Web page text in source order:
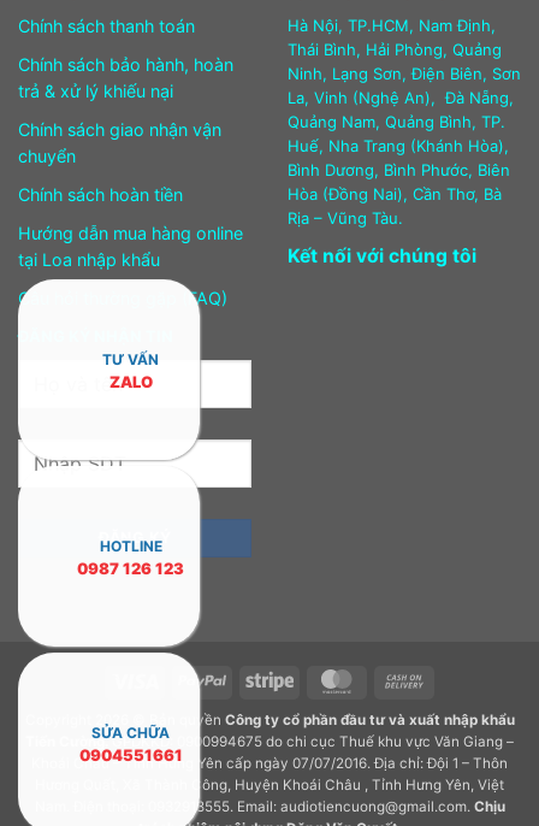
Chính sách thanh toán
Chính sách bảo hành, hoàn
trả & xử lý khiếu nại
Chính sách giao nhận vận
chuyển
Chính sách hoàn tiền
Hướng dẫn mua hàng online
tại Loa nhập khẩu
Câu hỏi thường gặp (FAQ)
Hà Nội, TP.HCM, Nam Định,
Thái Bình, Hải Phòng, Quảng
Ninh, Lạng Sơn, Điện Biên, Sơn
La, Vinh (Nghệ An), Đà Nẵng,
Quảng Nam, Quảng Bình, TP.
Huế, Nha Trang (Khánh Hòa),
Bình Dương, Bình Phước, Biên
Hòa (Đồng Nai), Cần Thơ, Bà
Rịa – Vũng Tàu.
Kết nối với chúng tôi
PayPal Stripe MasterCard
Delivery
Copyright 2026 © Bản quyền Công ty cổ phần đầu tư và xuất nhập khẩu
Tiến Cường.GPDKKD: 0900994675 do chi cục Thuế khu vực Văn Giang –
Khoái Châu – Tỉnh Hưng Yên cấp ngày 07/07/2016. Địa chỉ: Đội 1 – Thôn
Hương Quất, Xã Thành Công, Huyện Khoái Châu , Tỉnh Hưng Yên, Việt
Nam. Điện thoại: 0932918555. Email: audiotiencuong@gmail.com. Chịu
TƯ VẤN
ZALO
HOTLINE
0987 126 123
SỬA CHỮA
0904551661